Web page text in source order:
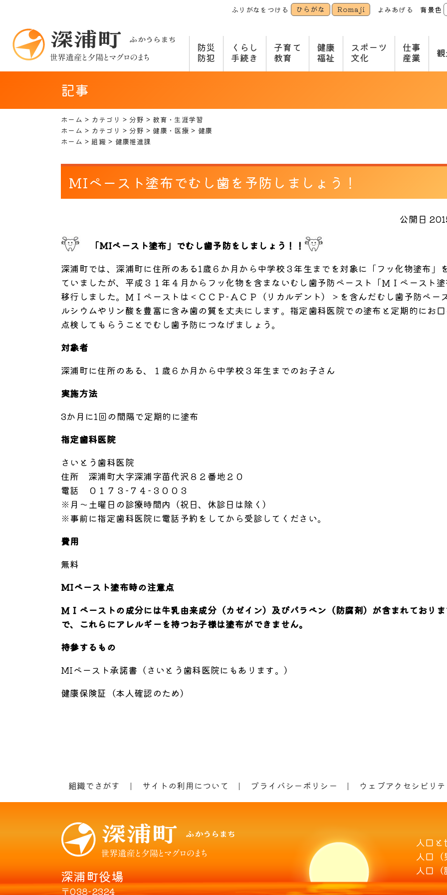
ふりがなをつける ひらがな Romaji よみあげる 背景色
防災
防犯
くらし
手続き
子育て
教育
健康
福祉
スポーツ
文化
仕事
産業
記事
ホーム カテゴリ 分野
教育・生涯学習
ホーム
カテゴリ 分野 健康・医療
健康
ホーム
組織 健康推進課
MIペースト塗布でむし歯を予防しましょう！
公開日
「MIペースト塗布」でむし歯予防をしましょう！！
深浦町では、深浦町に住所のある1歳６か月から中学校３年生までを対象に「フッ化物塗布」
ていましたが、平成３１年４月からフッ化物を含まないむし歯予防ペースト「ＭＩペースト
移行しました。ＭＩペーストは＜ＣＣＰ−ＡＣＰ（リカルデント）＞を含んだむし歯予防ペー
ルシウムやリン酸を豊富に含み歯の質を丈夫にします。指定歯科医院での塗布と定期的にお
点検してもらうことでむし歯予防につなげましょう。
対象者
深浦町に住所のある、１歳６か月から中学校３年生までのお子さん
実施方法
3か月に1回の間隔で定期的に塗布
指定歯科医院
さいとう歯科医院
住所 深浦町大字深浦字苗代沢８２番地２０
電話 ０１７３−７４−３００３
※月～土曜日の診療時間内（祝日、休診日は除く）
※事前に指定歯科医院に電話予約をしてから受診してください。
費用
無料
MIペースト塗布時の注意点
ＭＩペーストの成分には牛乳由来成分（カゼイン）及びパラベン（防腐剤）が含まれており
で、これらにアレルギーを持つお子様は塗布ができません。
持参するもの
MIペースト承諾書（さいとう歯科医院にもあります。）
健康保険証（本人確認のため）
組織でさがす サイトの利用について プライバシーポリシー ウェブアクセシビリ
深浦町役場
〒038-2324
人口と
人口（
人口（